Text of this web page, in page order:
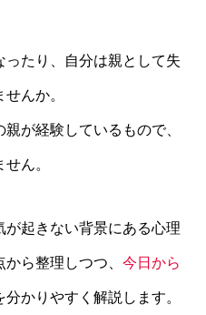
たり、自分は親として失
んか。
が経験しているもので、
ん。
起きない背景にある心理
ら整理しつつ、 今日から
分かりやすく解説します。